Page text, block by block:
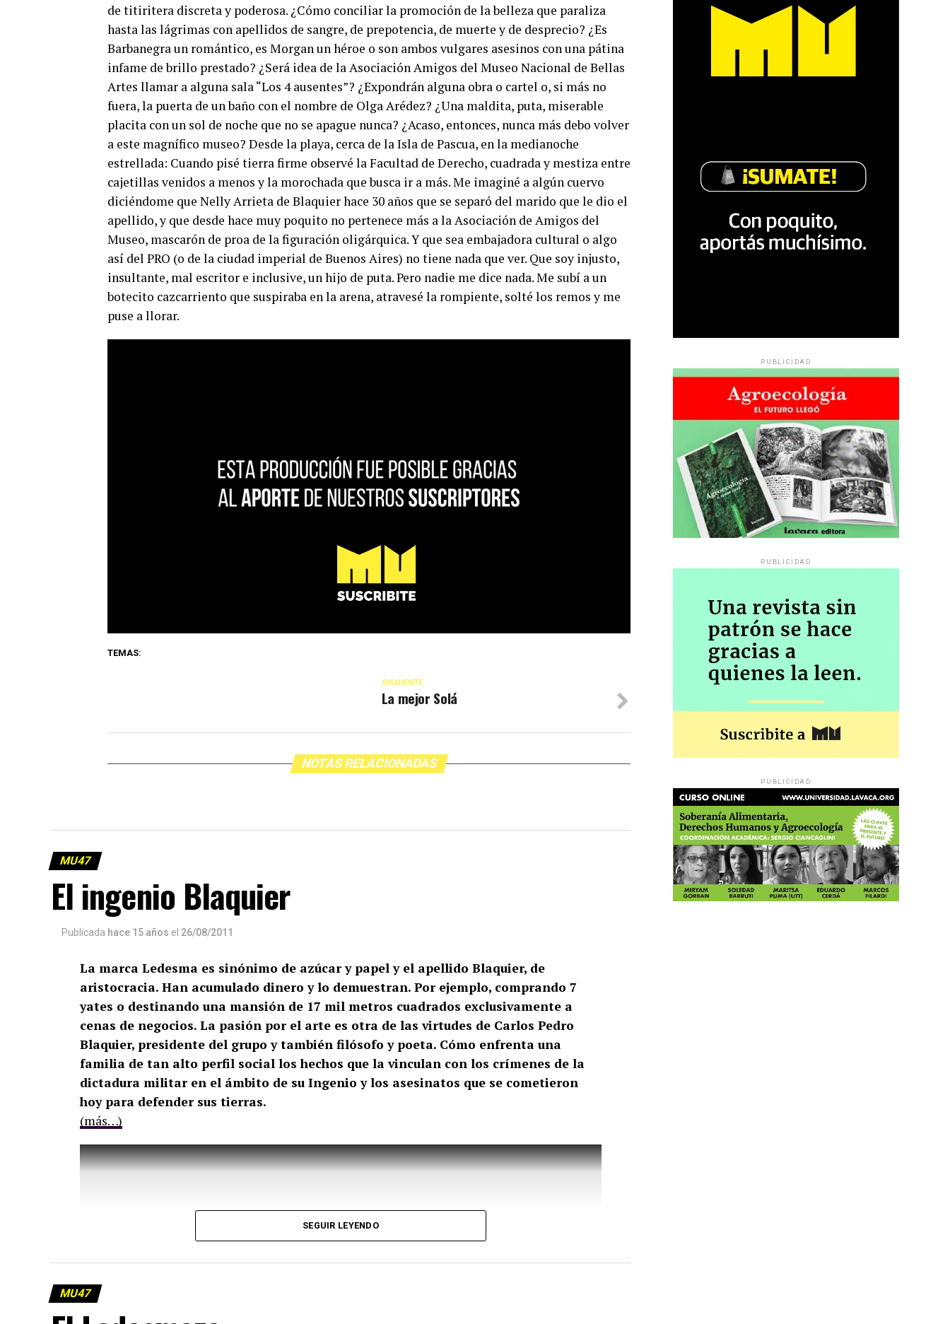
de titiritera discreta y poderosa. ¿Cómo conciliar la promoción de la belleza que paraliza
hasta las lágrimas con apellidos de sangre, de prepotencia, de muerte y de desprecio? ¿Es
Barbanegra un romántico, es Morgan un héroe o son ambos vulgares asesinos con una pátina
infame de brillo prestado? ¿Será idea de la Asociación Amigos del Museo Nacional de Bellas
Artes llamar a alguna sala “Los 4 ausentes”? ¿Expondrán alguna obra o cartel o, si más no
fuera, la puerta de un baño con el nombre de Olga Arédez? ¿Una maldita, puta, miserable
placita con un sol de noche que no se apague nunca? ¿Acaso, entonces, nunca más debo volver
a este magnífico museo? Desde la playa, cerca de la Isla de Pascua, en la medianoche
estrellada: Cuando pisé tierra firme observé la Facultad de Derecho, cuadrada y mestiza entre
cajetillas venidos a menos y la morochada que busca ir a más. Me imaginé a algún cuervo
diciéndome que Nelly Arrieta de Blaquier hace 30 años que se separó del marido que le dio el
apellido, y que desde hace muy poquito no pertenece más a la Asociación de Amigos del
Museo, mascarón de proa de la figuración oligárquica. Y que sea embajadora cultural o algo
así del PRO (o de la ciudad imperial de Buenos Aires) no tiene nada que ver. Que soy injusto,
insultante, mal escritor e inclusive, un hijo de puta. Pero nadie me dice nada. Me subí a un
botecito cazcarriento que suspiraba en la arena, atravesé la rompiente, solté los remos y me
puse a llorar.
TEMAS:
SIGUIENTE
La mejor Solá
NOTAS RELACIONADAS
MU47
El ingenio Blaquier
Publicada hace 15 años el 26/08/2011
La marca Ledesma es sinónimo de azúcar y papel y el apellido Blaquier, de
aristocracia. Han acumulado dinero y lo demuestran. Por ejemplo, comprando 7
yates o destinando una mansión de 17 mil metros cuadrados exclusivamente a
cenas de negocios. La pasión por el arte es otra de las virtudes de Carlos Pedro
Blaquier, presidente del grupo y también filósofo y poeta. Cómo enfrenta una
familia de tan alto perfil social los hechos que la vinculan con los crímenes de la
dictadura militar en el ámbito de su Ingenio y los asesinatos que se cometieron
hoy para defender sus tierras.
(más…)
SEGUIR LEYENDO
MU47
PUBLICIDAD
PUBLICIDAD
PUBLICIDAD